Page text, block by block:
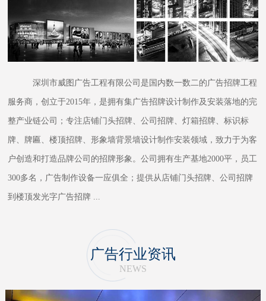
深圳市威图广告工程有限公司是国内数一数二的广告招牌工程
服务商，创立于2015年，是拥有集广告招牌设计制作及安装落地的完
整产业链公司；专注店铺门头招牌、公司招牌、灯箱招牌、标识标
牌、牌匾、楼顶招牌、形象墙背景墙设计制作安装领域，致力于为客
户创造和打造品牌公司的招牌形象。公司拥有生产基地2000平，员工
300多名，广告制作设备一应俱全；提供从店铺门头招牌、公司招牌
到楼顶发光字广告招牌
广告行业资讯
NEWS